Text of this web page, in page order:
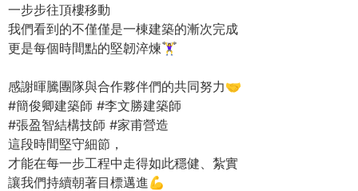
一步步往頂樓移動
我們看到的不僅僅是一棟建築的漸次完成
更是每個時間點的堅韌淬煉🏋️‍♀️
感謝暉騰團隊與合作夥伴們的共同努力🤝
#簡俊卿建築師 #李文勝建築師
#張盈智結構技師 #家甫營造
這段時間堅守細節，
才能在每一步工程中走得如此穩健、紮實
讓我們持續朝著目標邁進💪